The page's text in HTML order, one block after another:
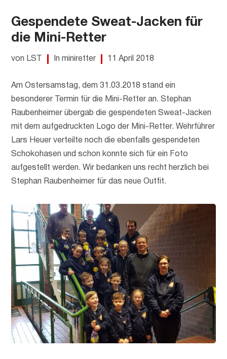
Gespendete Sweat-Jacken für
die Mini-Retter
von LST In miniretter 11 April 2018
Am Ostersamstag, dem 31.03.2018 stand ein
besonderer Termin für die Mini-Retter an. Stephan
Raubenheimer übergab die gespendeten Sweat-Jacken
mit dem aufgedruckten Logo der Mini-Retter. Wehrführer
Lars Heuer verteilte noch die ebenfalls gespendeten
Schokohasen und schon konnte sich für ein Foto
aufgestellt werden. Wir bedanken uns recht herzlich bei
Stephan Raubenheimer für das neue Outfit.